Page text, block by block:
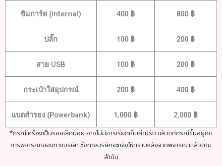
ซิมการ์ด (internal) 400 ฿ 800 ฿
ปลั๊ก 100 ฿ 200 ฿
สาย USB 100 ฿ 200 ฿
กระเป๋าใส่อุปกรณ์ 200 ฿ 400 ฿
แบตสำรอง (Powerbank) 1,000 ฿ 2,000 ฿
*กรณีเครื่องเป็นรอยเล็กน้อย อาจไม่มีการเรียกเก็บค่าปรับ แล้วแต่กรณีขึ้นอยู่กับ
การพิจารณาของทางบริษัท ซึ่งทางบริษัทจะแจ้งให้ทราบหลังจากพิจารณาแล้วตาม
ลำดับ